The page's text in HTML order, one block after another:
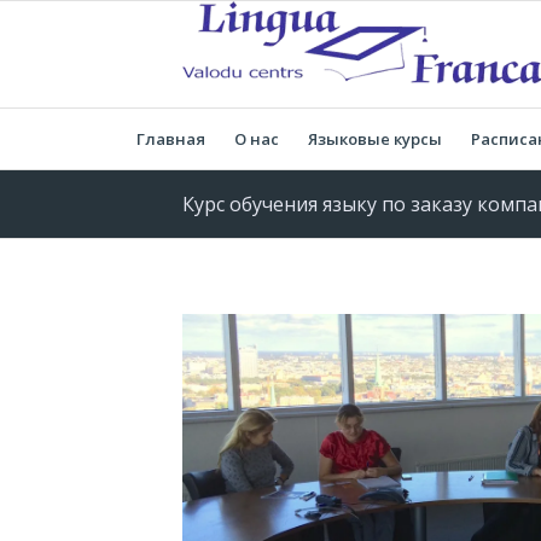
Главная О нас Языковые курсы
Курс обучения языку по заказу